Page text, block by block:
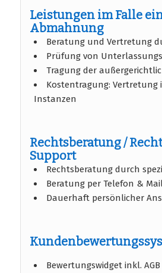
Leistungen im Falle
Abmahnung
Beratung und Vertretung
Prüfung von
Tragung der
Kostentragung: Vertretung
Instanzen
Rechtsberatung /
Support
Rechtsberatung durch
Beratung per Telefon &
Dauerhaft persönlicher
Bewertungswidget inkl.